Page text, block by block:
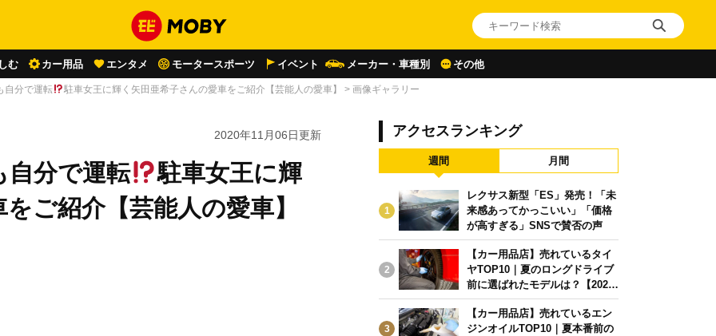
む カー用品 エンタメ モータースポーツ イベント メーカー・車種別 その他
自分で運転 駐車女王に輝く矢田亜希子さんの愛車をご紹介【芸能人の愛車】 > 画像ギャラリー
2020年11月06日更新
自分で運転
駐車女王に輝
ご紹介【芸能人の愛車】
アクセスランキング
週間 月間
1
レクサス新型「ES」発売！「未
来感あってかっこいい」「価格
が高すぎる」SNSで賛否の声
2
【カー用品店】売れているタイ
ヤTOP10｜夏のロングドライブ
前に選ばれたモデルは？【2026
年6月版】
3
【カー用品店】売れているエン
ジンオイルTOP10｜夏本番前の